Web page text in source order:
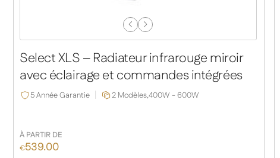
Previous
Slide
Next
Slide
Select XLS – Radiateur infrarouge miroir
avec éclairage et commandes intégrées
5 Année Garantie 2 Modèles,400W - 600W
À PARTIR DE
€539.00